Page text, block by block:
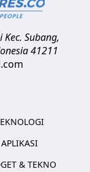
Kec. Subang,
41211
APLIKASI
& TEKNO